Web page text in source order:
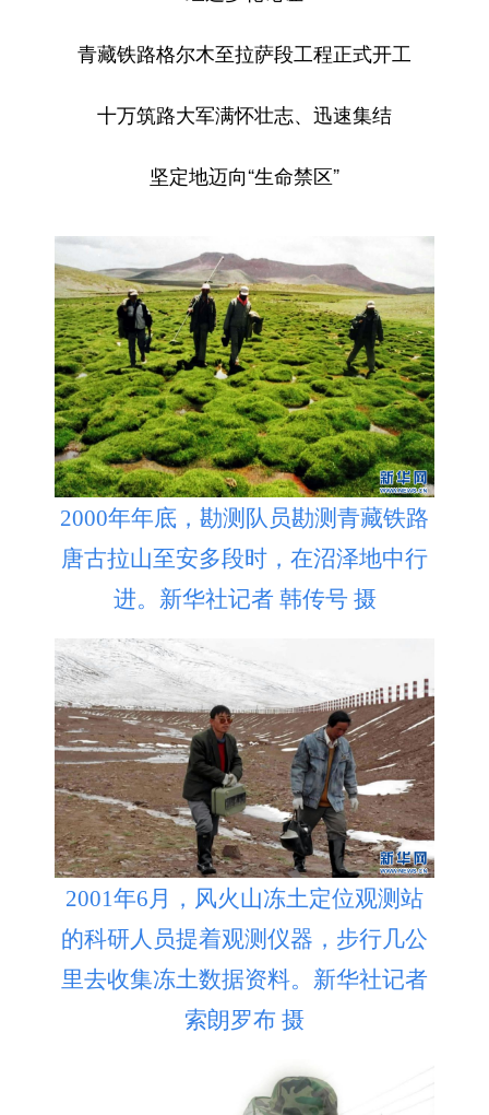
青藏铁路格尔木至拉萨段工程正式开工
十万筑路大军满怀壮志、迅速集结
坚定地迈向“生命禁区”
2000年年底，勘测队员勘测青藏铁路
唐古拉山至安多段时，在沼泽地中行
进。新华社记者 韩传号 摄
2001年6月，风火山冻土定位观测站
的科研人员提着观测仪器，步行几公
里去收集冻土数据资料。新华社记者
索朗罗布 摄